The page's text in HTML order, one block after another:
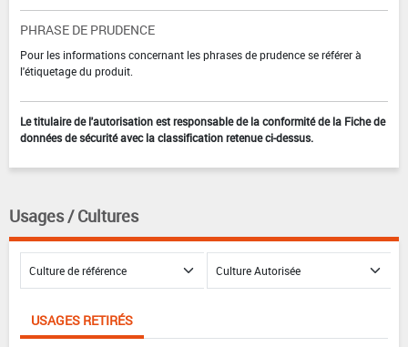
PHRASE DE PRUDENCE
Pour les informations concernant les phrases de prudence se référer à
l'étiquetage du produit.
Le titulaire de l'autorisation est responsable de la conformité de la Fiche de
données de sécurité avec la classification retenue ci-dessus.
Usages / Cultures
USAGES RETIRÉS